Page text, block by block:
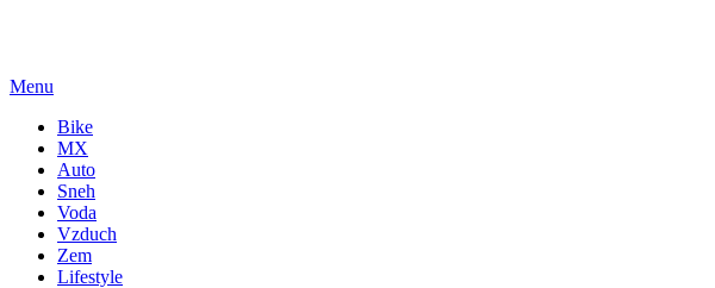
Menu
Bike
MX
Auto
Sneh
Voda
Vzduch
Zem
Lifestyle